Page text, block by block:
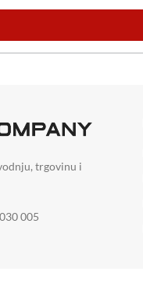
trgovinu i
005